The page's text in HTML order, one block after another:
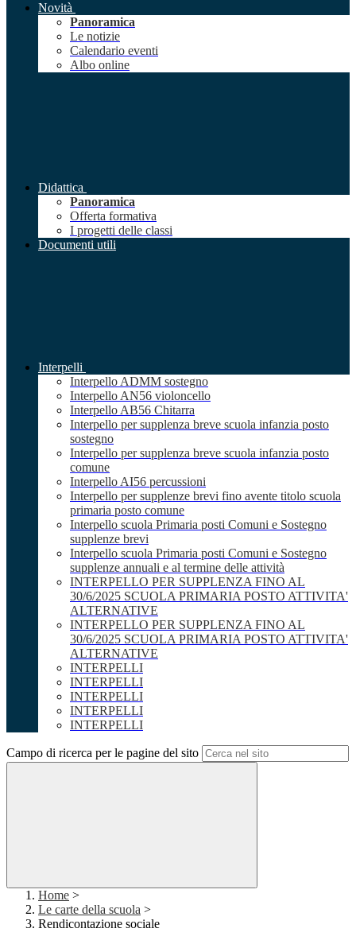
Novità
Panoramica
Le notizie
Calendario eventi
Albo online
Didattica
Panoramica
Offerta formativa
I progetti delle classi
Documenti utili
Interpelli
Interpello ADMM sostegno
Interpello AN56 violoncello
Interpello AB56 Chitarra
Interpello per supplenza breve scuola infanzia posto
sostegno
Interpello per supplenza breve scuola infanzia posto
comune
Interpello AI56 percussioni
Interpello per supplenze brevi fino avente titolo scuola
primaria posto comune
Interpello scuola Primaria posti Comuni e Sostegno
supplenze brevi
Interpello scuola Primaria posti Comuni e Sostegno
supplenze annuali e al termine delle attività
INTERPELLO PER SUPPLENZA FINO AL
30/6/2025 SCUOLA PRIMARIA POSTO ATTIVITA'
ALTERNATIVE
INTERPELLO PER SUPPLENZA FINO AL
30/6/2025 SCUOLA PRIMARIA POSTO ATTIVITA'
ALTERNATIVE
INTERPELLI
INTERPELLI
INTERPELLI
INTERPELLI
INTERPELLI
Campo di ricerca per le pagine del sito
Home >
Le carte della scuola >
Rendicontazione sociale